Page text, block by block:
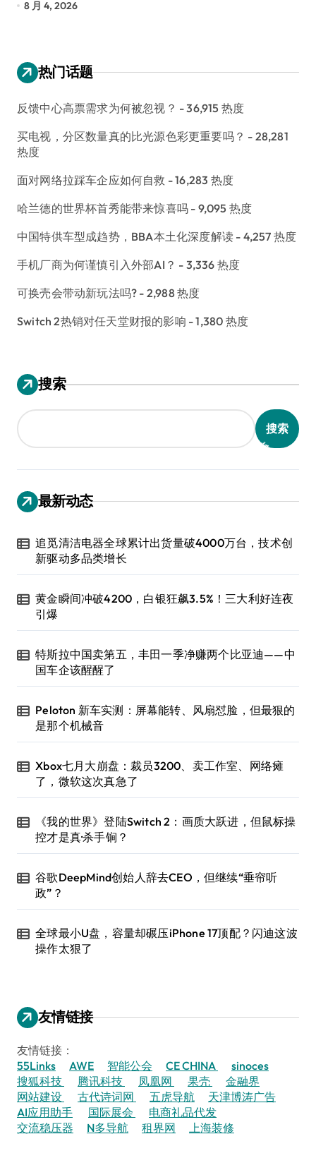
8 月 4, 2026
热门话题
反馈中心高票需求为何被忽视？ - 36,915 热度
买电视，分区数量真的比光源色彩更重要吗？ - 28,281
热度
面对网络拉踩车企应如何自救 - 16,283 热度
哈兰德的世界杯首秀能带来惊喜吗 - 9,095 热度
中国特供车型成趋势，BBA本土化深度解读 - 4,257 热度
手机厂商为何谨慎引入外部AI？ - 3,336 热度
可换壳会带动新玩法吗? - 2,988 热度
Switch 2热销对任天堂财报的影响 - 1,380 热度
搜索
搜索
最新动态
追觅清洁电器全球累计出货量破4000万台，技术创
新驱动多品类增长
黄金瞬间冲破4200，白银狂飙3.5%！三大利好连夜
引爆
特斯拉中国卖第五，丰田一季净赚两个比亚迪——中
国车企该醒醒了
Peloton 新车实测：屏幕能转、风扇怼脸，但最狠的
是那个机械音
Xbox七月大崩盘：裁员3200、卖工作室、网络瘫
了，微软这次真急了
《我的世界》登陆Switch 2：画质大跃进，但鼠标操
控才是真·杀手锏？
谷歌DeepMind创始人辞去CEO，但继续“垂帘听
政”？
全球最小U盘，容量却碾压iPhone 17顶配？闪迪这波
操作太狠了
友情链接
友情链接：
55Links
AWE 智能公会 CE CHINA
sinoces
搜狐科技
腾讯科技 凤凰网 果壳
金融界
网站建设
古代诗词网 五虎导航
天津博涛广告
AI应用助手
国际展会
电商礼品代发
交流稳压器
N多导航 租界网 上海装修